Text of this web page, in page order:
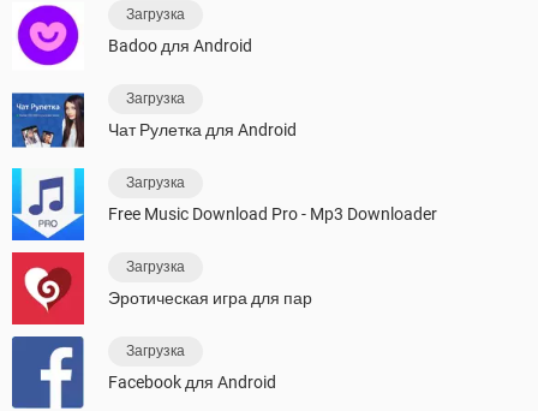
Загрузка
Badoo для Android
Загрузка
Чат Рулетка для Android
Загрузка
Free Music Download Pro - Mp3 Downloader
Загрузка
Эротическая игра для пар
Загрузка
Facebook для Android